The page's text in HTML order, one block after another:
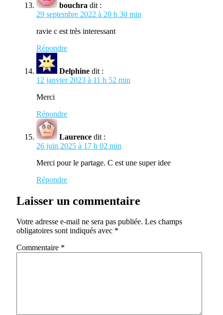
bouchra dit :
29 septembre 2022 à 20 h 30 min
ravie c est très interessant
Répondre
Delphine dit :
12 janvier 2023 à 11 h 52 min
Merci
Répondre
Laurence dit :
26 juin 2025 à 17 h 02 min
Merci pour le partage. C est une super idee
Répondre
Laisser un commentaire
Votre adresse e-mail ne sera pas publiée. Les champs
obligatoires sont indiqués avec *
Commentaire *